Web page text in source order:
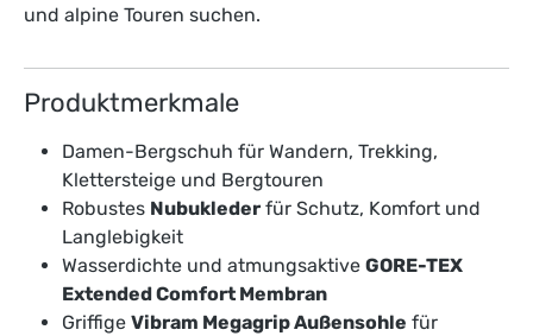
und alpine Touren suchen.
Produktmerkmale
Damen-Bergschuh für Wandern, Trekking,
Klettersteige und Bergtouren
Robustes Nubukleder für Schutz, Komfort und
Langlebigkeit
Wasserdichte und atmungsaktive GORE-TEX
Extended Comfort Membran
Griffige Vibram Megagrip Außensohle für